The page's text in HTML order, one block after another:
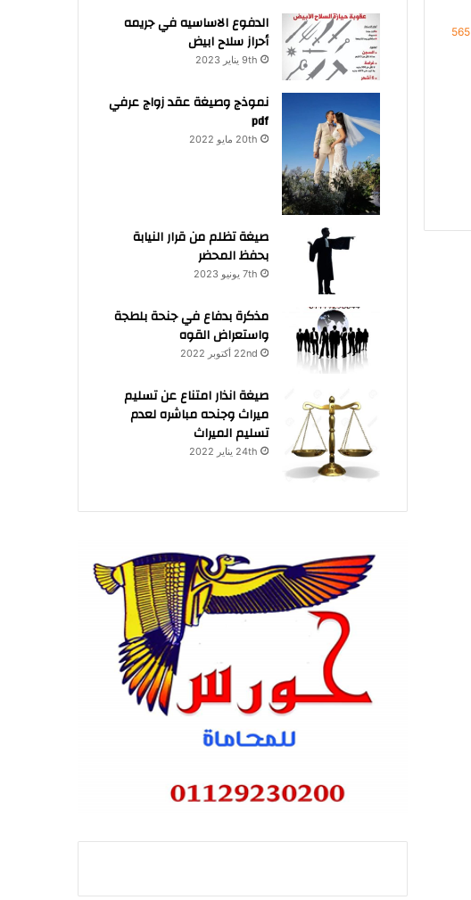
565
الدفوع الاساسيه في جريمه
أحراز سلاح ابيض
9th يناير 2023
نموذج وصيغة عقد زواج عرفي
pdf
20th مايو 2022
صيغة تظلم من قرار النيابة
بحفظ المحضر
7th يونيو 2023
مذكرة بدفاع في جنحة بلطجة
واستعراض القوه
22nd أكتوبر 2022
صيغة انذار امتناع عن تسليم
ميراث وجنحه مباشره لعدم
تسليم الميراث
24th يناير 2022